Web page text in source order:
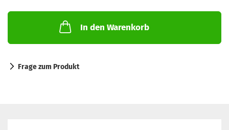
In den Warenkorb
Frage zum Produkt